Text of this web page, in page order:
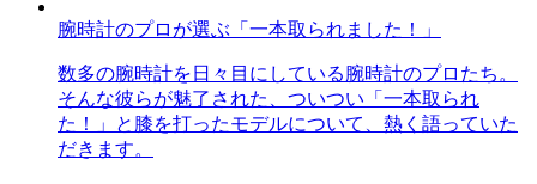
腕時計のプロが選ぶ「一本取られました！」
数多の腕時計を日々目にしている腕時計のプロたち。
そんな彼らが魅了された、ついつい「一本取られ
た！」と膝を打ったモデルについて、熱く語っていた
だきます。